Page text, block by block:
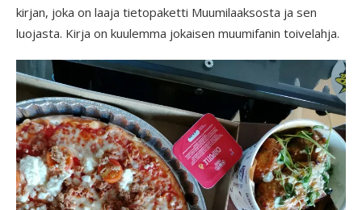
kirjan, joka on laaja tietopaketti Muumilaaksosta ja sen
luojasta. Kirja on kuulemma jokaisen muumifanin toivelahja.